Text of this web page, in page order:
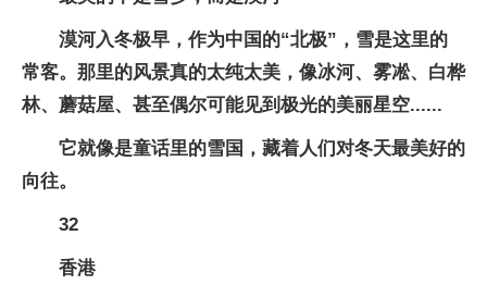
漠河入冬极早，作为中国的“北极”，雪是这里的
常客。那里的风景真的太纯太美，像冰河、雾凇、白桦
林、蘑菇屋、甚至偶尔可能见到极光的美丽星空......
它就像是童话里的雪国，藏着人们对冬天最美好的
向往。
32
香港